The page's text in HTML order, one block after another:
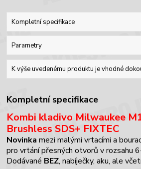
Kompletní specifikace
Parametry
K výše uvedenému produktu je vhodné
Kompletní specifikace
Kombi kladivo Milwaukee
Brushless SDS+ FIXTEC
Novinka mezi malými vrtacími a
pro vrtání přesných otvorů v rozsahu
Dodávané BEZ, nabíječky, aku, ale